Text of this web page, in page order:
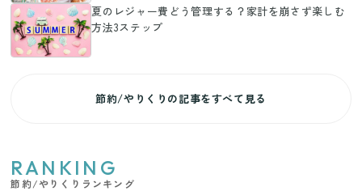
夏のレジャー費どう管理する？家計を崩さず楽しむ
方法3ステップ
節約/やりくりの記事をすべて見る
RANKING
節約/やりくりランキング